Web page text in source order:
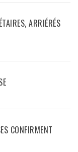
ARRIÉRÉS
CONFIRMENT